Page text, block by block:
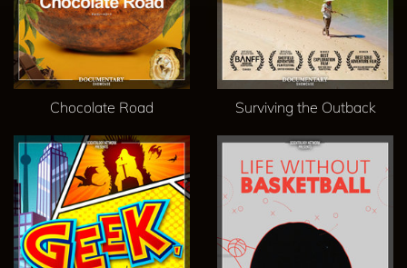
Chocolate Road Surviving the Outback